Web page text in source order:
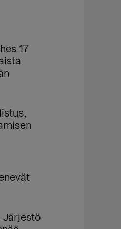
17
Järjestö